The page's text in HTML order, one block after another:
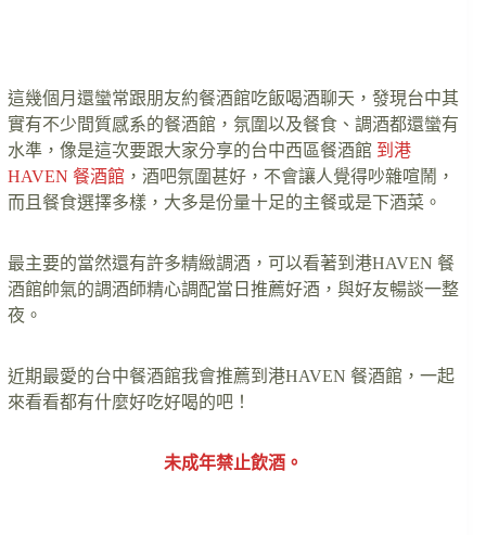
這幾個月還蠻常跟朋友約餐酒館吃飯喝酒聊天，發現台中其
實有不少間質感系的餐酒館，氛圍以及餐食、調酒都還蠻有
水準，像是這次要跟大家分享的台中西區餐酒館 到港
HAVEN 餐酒館 ，酒吧氛圍甚好，不會讓人覺得吵雜喧鬧，
而且餐食選擇多樣，大多是份量十足的主餐或是下酒菜。
最主要的當然還有許多精緻調酒，可以看著到港HAVEN 餐
酒館帥氣的調酒師精心調配當日推薦好酒，與好友暢談一整
夜。
近期最愛的台中餐酒館我會推薦到港HAVEN 餐酒館，一起
來看看都有什麼好吃好喝的吧！
未成年禁止飲酒。